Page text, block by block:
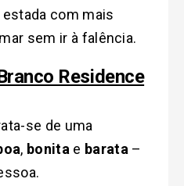
com mais
sem ir à falência.
Residence
se de uma
, bonita e barata –